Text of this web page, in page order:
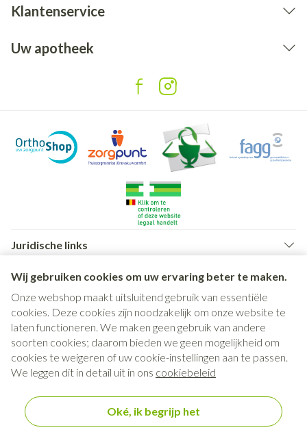
Wij gebruiken cookies om uw ervaring beter te maken.
Onze webshop maakt uitsluitend gebruik van essentiële
cookies. Deze cookies zijn noodzakelijk om onze website te
laten functioneren. We maken geen gebruik van andere
soorten cookies; daarom bieden we geen mogelijkheid om
cookies te weigeren of uw cookie-instellingen aan te passen.
We leggen dit in detail uit in ons cookiebeleid
Oké, ik begrijp het
Klantenservice
Uw apotheek
Juridische links